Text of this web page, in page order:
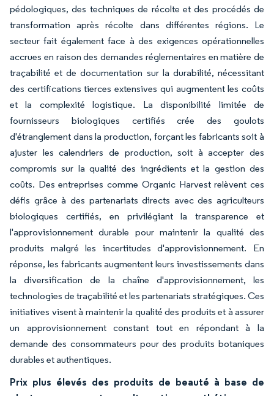
pédologiques, des techniques de récolte et des procédés de
transformation après récolte dans différentes régions. Le
secteur fait également face à des exigences opérationnelles
accrues en raison des demandes réglementaires en matière de
traçabilité et de documentation sur la durabilité, nécessitant
des certifications tierces extensives qui augmentent les coûts
et la complexité logistique. La disponibilité limitée de
fournisseurs biologiques certifiés crée des goulots
d'étranglement dans la production, forçant les fabricants soit à
ajuster les calendriers de production, soit à accepter des
compromis sur la qualité des ingrédients et la gestion des
coûts. Des entreprises comme Organic Harvest relèvent ces
défis grâce à des partenariats directs avec des agriculteurs
biologiques certifiés, en privilégiant la transparence et
l'approvisionnement durable pour maintenir la qualité des
produits malgré les incertitudes d'approvisionnement. En
réponse, les fabricants augmentent leurs investissements dans
la diversification de la chaîne d'approvisionnement, les
technologies de traçabilité et les partenariats stratégiques. Ces
initiatives visent à maintenir la qualité des produits et à assurer
un approvisionnement constant tout en répondant à la
demande des consommateurs pour des produits botaniques
durables et authentiques.
Prix plus élevés des produits de beauté à base de